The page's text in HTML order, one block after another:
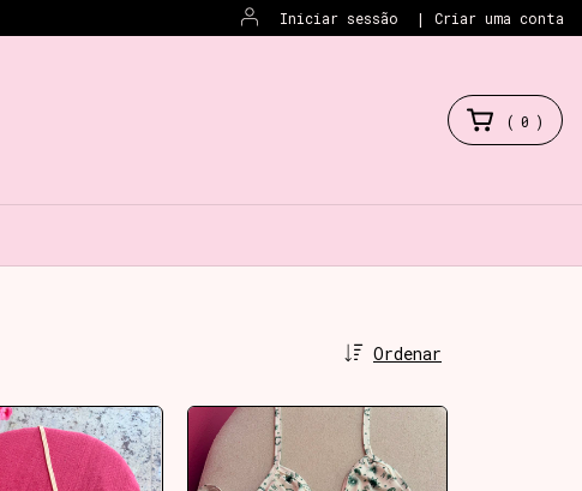
Iniciar sessão | Criar uma conta
( 0 )
Ordenar